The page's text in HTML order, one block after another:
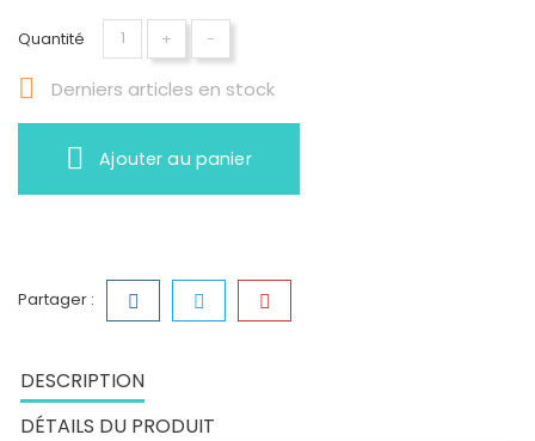
Quantité + -
 Derniers articles en stock
Ajouter au panier
Partager :
DESCRIPTION
DÉTAILS DU PRODUIT